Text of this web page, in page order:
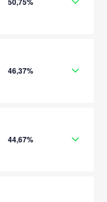
46,37%
44,67%